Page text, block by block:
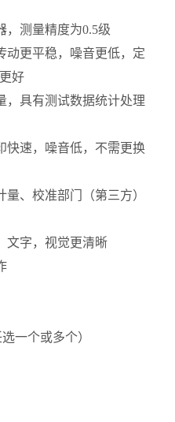
，测量精度为0.5级
动更平稳，噪音更低，定
好
，具有测试数据统计处理
快速，噪音低，不需更换
、校准部门（第三方）
文字，视觉更清晰
一个或多个）